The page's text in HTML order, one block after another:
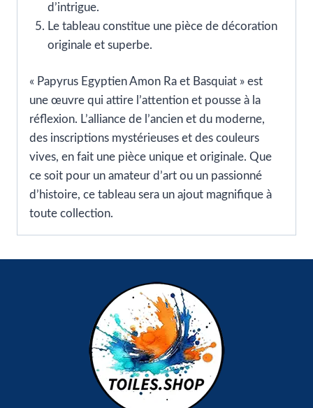
d’intrigue.
Le tableau constitue une pièce de décoration
originale et superbe.
« Papyrus Egyptien Amon Ra et Basquiat » est
une œuvre qui attire l’attention et pousse à la
réflexion. L’alliance de l’ancien et du moderne,
des inscriptions mystérieuses et des couleurs
vives, en fait une pièce unique et originale. Que
ce soit pour un amateur d’art ou un passionné
d’histoire, ce tableau sera un ajout magnifique à
toute collection.